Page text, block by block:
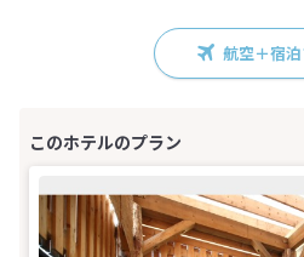
航空＋宿